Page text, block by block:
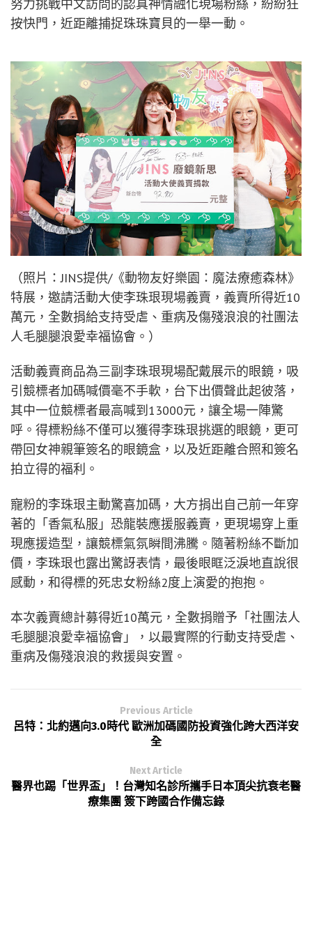
努力挑戰中文訪問的認真神情融化現場粉絲，紛紛狂
按快門，近距離捕捉珠珠寶貝的一舉一動。
（照片：JINS提供/《動物友好樂園：魔法療癒森林》
特展，邀請活動大使李珠珢現場義賣，義賣所得近10
萬元，全數捐給支持受虐、重病及傷殘浪浪的社團法
人毛腿腿浪愛幸福協會。）
活動義賣商品為三副李珠珢現場配戴展示的眼鏡，吸
引競標者加碼喊價毫不手軟，台下出價聲此起彼落，
其中一位競標者最高喊到13000元，讓全場一陣驚
呼。得標粉絲不僅可以獲得李珠珢挑選的眼鏡，更可
帶回女神親筆簽名的眼鏡盒，以及近距離合照和簽名
拍立得的福利。
寵粉的李珠珢主動驚喜加碼，大方捐出自己前一年穿
著的「香氣私服」恐龍裝應援服義賣，更現場穿上重
現應援造型，讓競標氣氛瞬間沸騰。隨著粉絲不斷加
價，李珠珢也露出驚訝表情，最後眼眶泛淚地直說很
感動，和得標的死忠女粉絲2度上演愛的抱抱。
本次義賣總計募得近10萬元，全數捐贈予「社團法人
毛腿腿浪愛幸福協會」，以最實際的行動支持受虐、
重病及傷殘浪浪的救援與安置。
Previous Article
呂特：北約邁向3.0時代 歐洲加碼國防投資強化跨大西洋安
全
Next Article
醫界也踢「世界盃」！台灣知名診所攜手日本頂尖抗衰老醫
療集團 簽下跨國合作備忘錄